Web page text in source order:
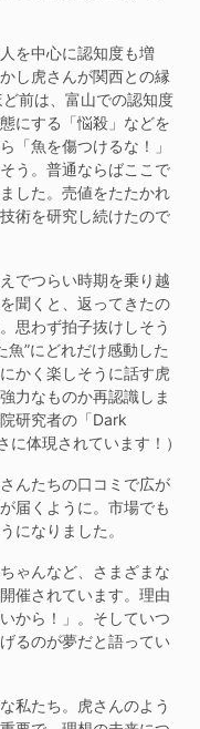
を中心に認知度も増
し虎さんが関西との縁
前は、富山での認知度
にする「悩殺」などを
「魚を傷つけるな！」
う。普通ならばここで
した。売値をたたかれ
術を研究し続けたので
でつらい時期を乗り越
聞くと、返ってきたの
思わず拍子抜けしそう
”にどれだけ感動した
かく楽しそうに話す虎
力なものか再認識しま
院研究者の「Dark
体現されています！）
んたちの口コミで広が
届くように。市場でも
になりました。
ゃんなど、さまざまな
催されています。理由
から！」。そしていつ
るのが夢だと語ってい
私たち。虎さんのよう